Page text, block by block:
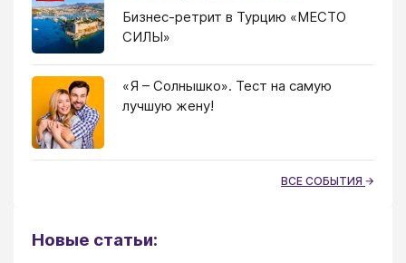
Бизнес-ретрит в Турцию «МЕСТО
СИЛЫ»
«Я – Солнышко». Тест на самую
лучшую жену!
ВСЕ СОБЫТИЯ
Новые статьи: